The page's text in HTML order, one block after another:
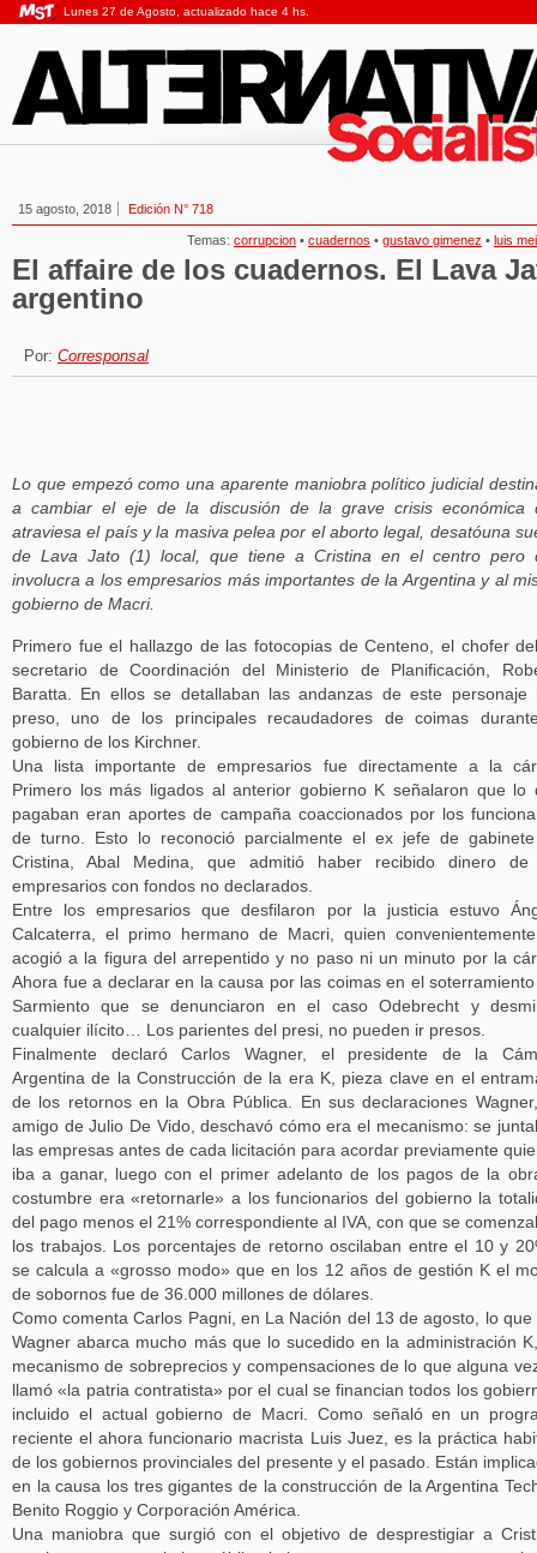
Lunes 27 de Agosto, actualizado hace 4 hs.
15 agosto, 2018 Edición N° 718
Temas: corrupcion • cuadernos • gustavo gimenez • luis
El affaire de los cuadernos. El Lava
argentino
Por: Corresponsal
Lo que empezó como una aparente maniobra político judicial
a cambiar el eje de la discusión de la grave crisis económica
atraviesa el país y la masiva pelea por el aborto legal, desatóuna
de Lava Jato (1) local, que tiene a Cristina en el centro pero
involucra a los empresarios más importantes de la Argentina y al
gobierno de Macri.
Primero fue el hallazgo de las fotocopias de Centeno, el chofer
secretario de Coordinación del Ministerio de Planificación,
Baratta. En ellos se detallaban las andanzas de este personaje
preso, uno de los principales recaudadores de coimas
gobierno de los Kirchner.
Una lista importante de empresarios fue directamente a la
Primero los más ligados al anterior gobierno K señalaron que lo
pagaban eran aportes de campaña coaccionados por los
de turno. Esto lo reconoció parcialmente el ex jefe de
Cristina, Abal Medina, que admitió haber recibido dinero de
empresarios con fondos no declarados.
Entre los empresarios que desfilaron por la justicia estuvo
Calcaterra, el primo hermano de Macri, quien
acogió a la figura del arrepentido y no paso ni un minuto por la
Ahora fue a declarar en la causa por las coimas en el
Sarmiento que se denunciaron en el caso Odebrecht y
cualquier ilícito… Los parientes del presi, no pueden ir presos.
Finalmente declaró Carlos Wagner, el presidente de la
Argentina de la Construcción de la era K, pieza clave en el
de los retornos en la Obra Pública. En sus declaraciones
amigo de Julio De Vido, deschavó cómo era el mecanismo: se
las empresas antes de cada licitación para acordar previamente
iba a ganar, luego con el primer adelanto de los pagos de la
costumbre era «retornarle» a los funcionarios del gobierno la
del pago menos el 21% correspondiente al IVA, con que se
los trabajos. Los porcentajes de retorno oscilaban entre el 10 y
se calcula a «grosso modo» que en los 12 años de gestión K el
de sobornos fue de 36.000 millones de dólares.
Como comenta Carlos Pagni, en La Nación del 13 de agosto, lo que
Wagner abarca mucho más que lo sucedido en la administración
mecanismo de sobreprecios y compensaciones de lo que alguna
llamó «la patria contratista» por el cual se financian todos los
incluido el actual gobierno de Macri. Como señaló en un
reciente el ahora funcionario macrista Luis Juez, es la práctica
de los gobiernos provinciales del presente y el pasado. Están
en la causa los tres gigantes de la construcción de la Argentina
Benito Roggio y Corporación América.
Una maniobra que surgió con el objetivo de desprestigiar a